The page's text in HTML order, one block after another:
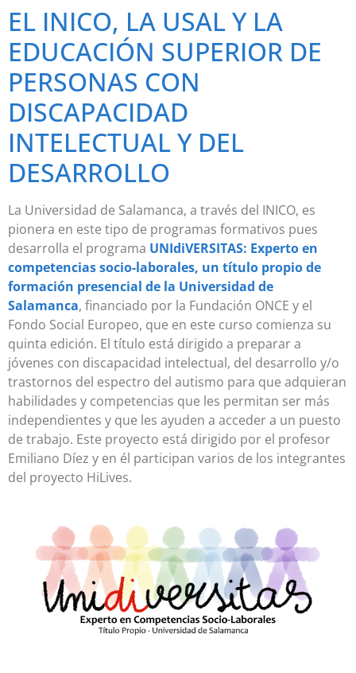
EL INICO, LA USAL Y LA
EDUCACIÓN SUPERIOR DE
PERSONAS CON
DISCAPACIDAD
INTELECTUAL Y DEL
DESARROLLO
La Universidad de Salamanca, a través del INICO, es
pionera en este tipo de programas formativos pues
desarrolla el programa UNIdiVERSITAS: Experto en
competencias socio-laborales, un título propio de
formación presencial de la Universidad de
Salamanca, financiado por la Fundación ONCE y el
Fondo Social Europeo, que en este curso comienza su
quinta edición. El título está dirigido a preparar a
jóvenes con discapacidad intelectual, del desarrollo y/o
trastornos del espectro del autismo para que adquieran
habilidades y competencias que les permitan ser más
independientes y que les ayuden a acceder a un puesto
de trabajo. Este proyecto está dirigido por el profesor
Emiliano Díez y en él participan varios de los integrantes
del proyecto HiLives.